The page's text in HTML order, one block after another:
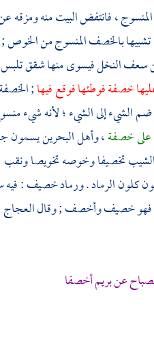
المنسوج ، فانتفض البيت منه
تشبيها بالخصف المنسوج من الخوص
النخل فيسوى منها شقق تلبس
خصفة فوطئها فوقع فيها;
ضم الشيء إلى الشيء ؛ لأنه شيء
خصفة، وأهلالبحرينيسمون
تخصيفا وخوصه تخويصا ونقب
الرماد . ورماد خصيف : فيه
، فهو خصيف وأخصف ; وقالالعجاج
عن بريم أخصفا